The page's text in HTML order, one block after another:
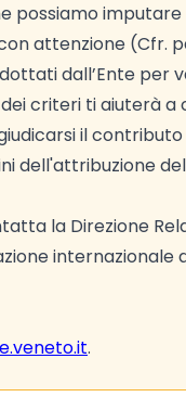
possiamo
attenzione (Cfr.
dall’Ente per
criteri ti aiuterà a
il
dell'attribuzione
la Direzione
internazionale
.